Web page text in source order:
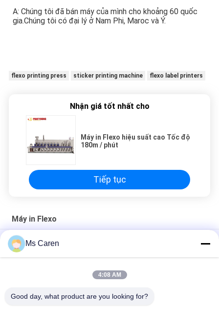
A: Chúng tôi đã bán máy của mình cho khoảng 60 quốc
gia.Chúng tôi có đại lý ở Nam Phi, Maroc và Ý.
flexo printing press sticker printing machine flexo label printers
Nhận giá tốt nhất cho
Máy in Flexo hiệu suất cao Tốc độ
180m / phút
Tiếp tục
Máy in Flexo
PRY4-1000 Máy in Flexo bốn màu
Máy in Flexo kỹ thuật số PRY430F Máy làm tấm CTP
PRY-D1224 Tốc độ cao tự động đầy đủ 4 màu Flexo in Slotting
Ms Caren
4:08 AM
Good day, what product are you looking for?